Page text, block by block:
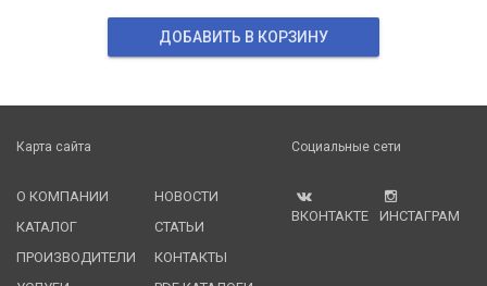
ДОБАВИТЬ В КОРЗИНУ
Карта сайта
О КОМПАНИИ
КАТАЛОГ
ПРОИЗВОДИТЕЛИ
НОВОСТИ
СТАТЬИ
КОНТАКТЫ
Социальные сети
ВКОНТАКТЕ ИНСТАГРАМ